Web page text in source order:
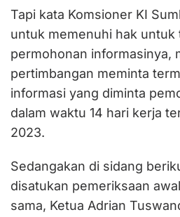
Tapi kata Komsioner KI
untuk memenuhi hak untuk
permohonan informasinya,
pertimbangan meminta
informasi yang diminta
dalam waktu 14 hari kerja
2023.
Sedangakan di sidang
disatukan pemeriksaan
sama, Ketua Adrian